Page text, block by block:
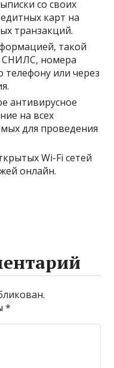
со своих
карт на
транзакций.
такой
СНИЛС, номера
телефону или через
антивирусное
на всех
для проведения
Wi-Fi сетей
онлайн.
*